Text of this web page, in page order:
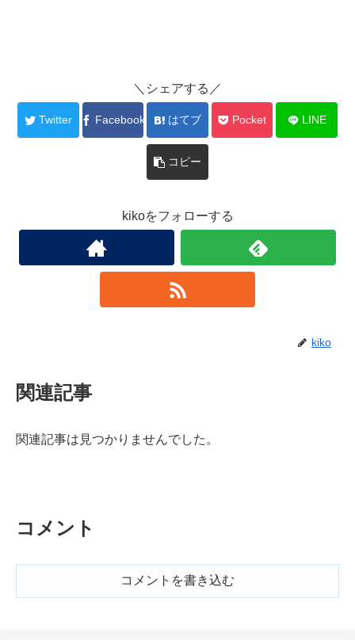
＼シェアする／
Twitter Facebook はてブ Pocket LINE
コピー
kikoをフォローする
kiko
関連記事
関連記事は見つかりませんでした。
コメント
コメントを書き込む